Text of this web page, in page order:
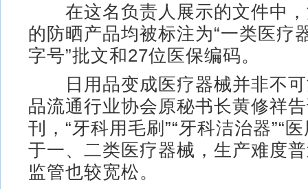
在这名负责人展示的文件中，
的防晒产品均被标注为“一类医疗
字号”批文和27位医保编码。
日用品变成医疗器械并非不可
品流通行业协会原秘书长黄修祥
刊，“牙科用毛刷”“牙科洁治器”“
于一、二类医疗器械，生产难度
监管也较宽松。